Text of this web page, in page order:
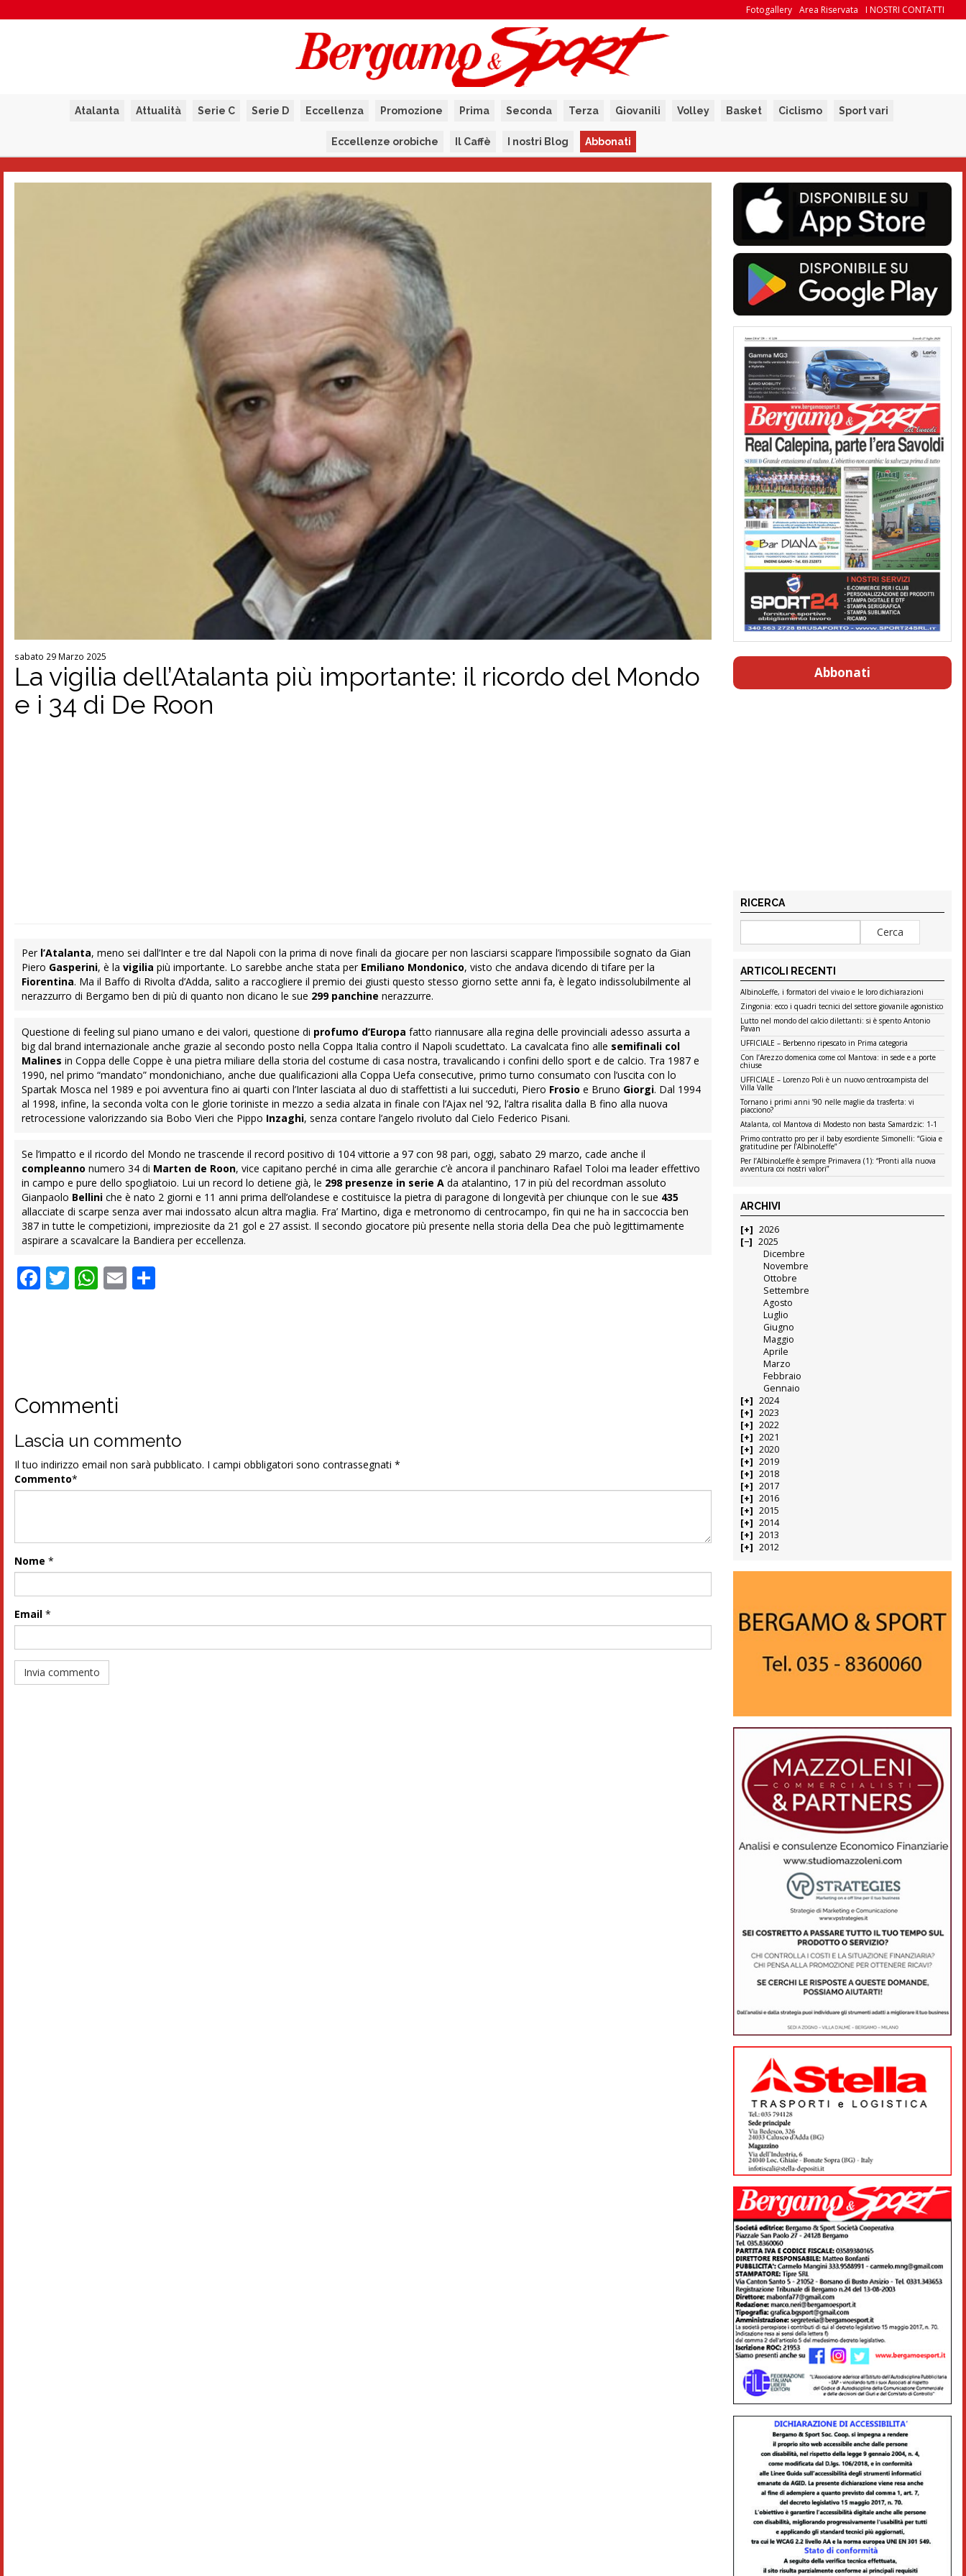
I NOSTRI CONTATTI
Area Riservata
Fotogallery
Atalanta Attualità Serie C Serie D Eccellenza Promozione Prima Seconda Terza Giovanili Volley Basket Ciclismo Sport vari
Eccellenze orobiche Il Caffè I nostri Blog Abbonati
sabato 29 Marzo 2025
La vigilia dell’Atalanta più importante: il ricordo del Mondo
e i 34 di De Roon
Per l’Atalanta, meno sei dall’Inter e tre dal Napoli con la prima di nove finali da giocare per non lasciarsi scappare l’impossibile sognato da Gian
Piero Gasperini, è lavigilia più importante. Lo sarebbe anche stata per Emiliano Mondonico, visto che andava dicendo di tifare per la
Fiorentina. Ma il Baffo di Rivolta d’Adda, salito a raccogliere il premio dei giusti questo stesso giorno sette anni fa, è legato indissolubilmente al
nerazzurro di Bergamo ben di più di quanto non dicano le sue 299 panchine nerazzurre.
Questione di feeling sul piano umano e dei valori, questione di profumo d’Europa fatto riannusare alla regina delle provinciali adesso assurta a
big dal brand internazionale anche grazie al secondo posto nella Coppa Italia contro il Napoli scudettato. La cavalcata fino alle semifinali col
Malines in Coppa delle Coppe è una pietra miliare della storia del costume di casa nostra, travalicando i confini dello sport e de calcio. Tra 1987 e
1990, nel primo “mandato” mondonichiano, anche due qualificazioni alla Coppa Uefa consecutive, primo turno consumato con l’uscita con lo
Spartak Mosca nel 1989 e poi avventura fino ai quarti con l’Inter lasciata al duo di staffettisti a lui succeduti, Piero Frosio e Bruno Giorgi. Dal 1994
al 1998, infine, la seconda volta con le glorie toriniste in mezzo a sedia alzata in finale con l’Ajax nel ’92, l’altra risalita dalla B fino alla nuova
retrocessione valorizzando sia Bobo Vieri che Pippo Inzaghi, senza contare l’angelo rivoluto dal Cielo Federico Pisani.
Se l’impatto e il ricordo del Mondo ne trascende il record positivo di 104 vittorie a 97 con 98 pari, oggi, sabato 29 marzo, cade anche il
compleanno numero 34 di Marten de Roon, vice capitano perché in cima alle gerarchie c’è ancora il panchinaro Rafael Toloi ma leader effettivo
in campo e pure dello spogliatoio. Lui un record lo detiene già, le 298 presenze in serie A da atalantino, 17 in più del recordman assoluto
Gianpaolo Bellini che è nato 2 giorni e 11 anni prima dell’olandese e costituisce la pietra di paragone di longevità per chiunque con le sue 435
allacciate di scarpe senza aver mai indossato alcun altra maglia. Fra’ Martino, diga e metronomo di centrocampo, fin qui ne ha in saccoccia ben
387 in tutte le competizioni, impreziosite da 21 gol e 27 assist. Il secondo giocatore più presente nella storia della Dea che può legittimamente
aspirare a scavalcare la Bandiera per eccellenza.
Facebook
Twitter
WhatsApp
Email
Commenti
Lascia un commento
Il tuo indirizzo email non sarà pubblicato. I campi obbligatori sono contrassegnati*
Commento*
Nome *
Email *
Abbonati
RICERCA
ARTICOLI RECENTI
AlbinoLeffe, i formatori del vivaio e le loro dichiarazioni
Zingonia: ecco i quadri tecnici del settore giovanile agonistico
Lutto nel mondo del calcio dilettanti: si è spento Antonio
Pavan
UFFICIALE – Berbenno ripescato in Prima categoria
Con l’Arezzo domenica come col Mantova: in sede e a porte
chiuse
UFFICIALE – Lorenzo Poli è un nuovo centrocampista del
Villa Valle
Tornano i primi anni ’90 nelle maglie da trasferta: vi
piacciono?
Atalanta, col Mantova di Modesto non basta Samardzic: 1-1
Primo contratto pro per il baby esordiente Simonelli: “Gioia e
gratitudine per l’AlbinoLeffe”
Per l’AlbinoLeffe è sempre Primavera (1): “Pronti alla nuova
avventura coi nostri valori”
ARCHIVI
2026
2025
Dicembre
Novembre
Ottobre
Settembre
Agosto
Luglio
Giugno
Maggio
Aprile
Marzo
Febbraio
Gennaio
2024
2023
2022
2021
2020
2019
2018
2017
2016
2015
2014
2013
2012